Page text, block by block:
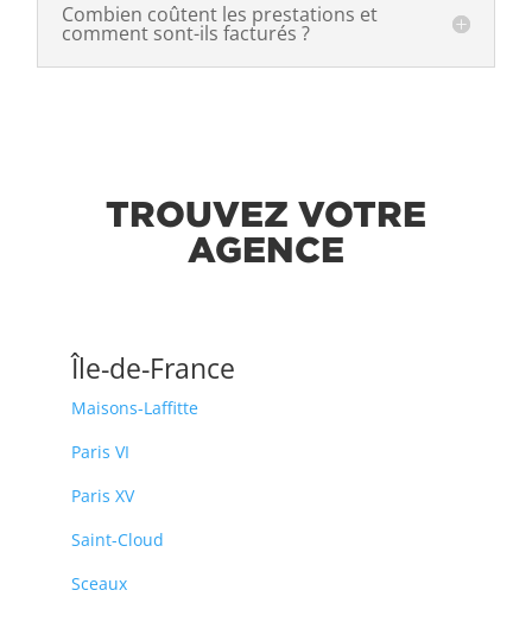
Combien coûtent les prestations et
comment sont-ils facturés ?
TROUVEZ VOTRE
AGENCE
Île-de-France
Maisons-Laffitte
Paris VI
Paris XV
Saint-Cloud
Sceaux